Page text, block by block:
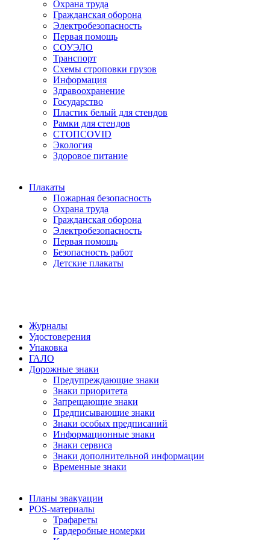
Охрана труда
Гражданская оборона
Электробезопасность
Первая помощь
СОУЭЛО
Транспорт
Схемы строповки грузов
Информация
Здравоохранение
Государство
Пластик белый для стендов
Рамки для стендов
СТОПCOVID
Экология
Здоровое питание
Плакаты
Пожарная безопасность
Охрана труда
Гражданская оборона
Электробезопасность
Первая помощь
Безопасность работ
Детские плакаты
Журналы
Удостоверения
Упаковка
ГАЛО
Дорожные знаки
Предупреждающие знаки
Знаки приоритета
Запрещающие знаки
Предписывающие знаки
Знаки особых предписаний
Информационные знаки
Знаки сервиса
Знаки дополнительной информации
Временные знаки
Планы эвакуации
POS-материалы
Трафареты
Гардеробные номерки